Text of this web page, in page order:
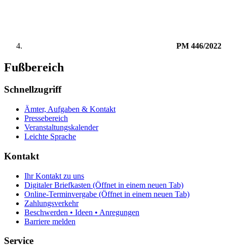
PM 446/2022
Fußbereich
Schnellzugriff
Ämter, Aufgaben & Kontakt
Pressebereich
Veranstaltungskalender
Leichte Sprache
Kontakt
Ihr Kontakt zu uns
Digitaler Briefkasten (Öffnet in einem neuen Tab)
Online-Terminvergabe (Öffnet in einem neuen Tab)
Zahlungsverkehr
Beschwerden • Ideen • Anregungen
Barriere melden
Service